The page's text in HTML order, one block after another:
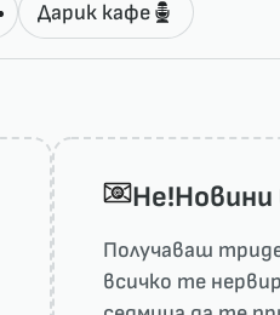
Дарик кафе
Получаваш
всичко те